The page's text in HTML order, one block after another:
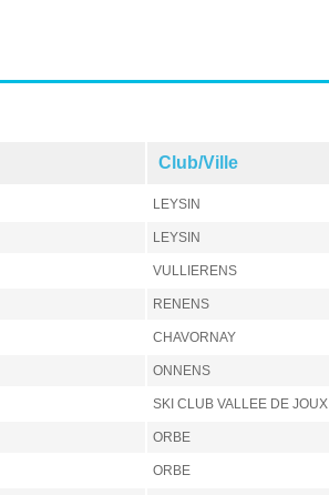
Club/Ville
LEYSIN
LEYSIN
VULLIERENS
RENENS
CHAVORNAY
ONNENS
SKI CLUB VALLEE DE JOUX
ORBE
ORBE